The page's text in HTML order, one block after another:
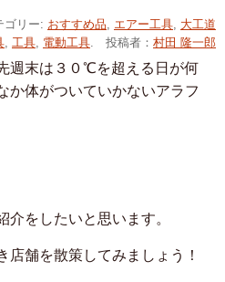
リー: おすすめ品, エアー工具, 大工道
, 工具, 電動工具. 投稿者： 村田 隆一郎
週末は３０℃を超える日が何
か体がついていかないアラフ
をしたいと思います。
店舗を散策してみましょう！